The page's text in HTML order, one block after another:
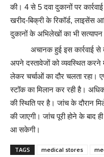
की। 4 से 5 दवा दुकानों पर
खरीद-बिक्री के रिकॉर्ड, लाइसेंस
दुकानों के अभिलेखों का भी सत्यापन
अचानक हुई इस कार्रवाई से
अपने दस्तावेजों को व्यवस्थित करने
लेकर चर्चाओं का दौर चलता रहा।
स्टॉक का मिलान कर रही है।
की स्थिति पर है। जांच के दौरान
की जाएगी। जांच पूरी होने के बाद
आ सकेगी।
TAGS medical stores